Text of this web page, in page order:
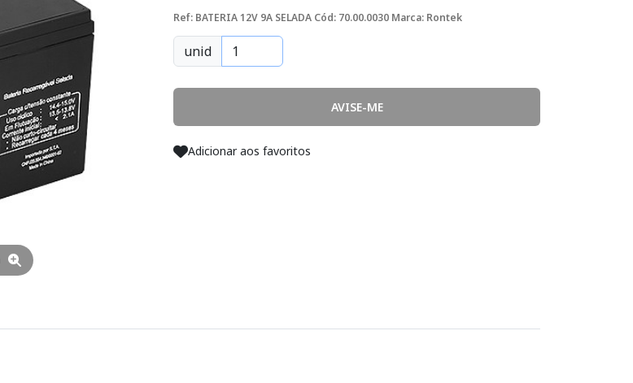
Ref: BATERIA 12V 9A SELADA Cód: 70.00.0030 Marca: Rontek
unid
AVISE-ME
Adicionar aos favoritos